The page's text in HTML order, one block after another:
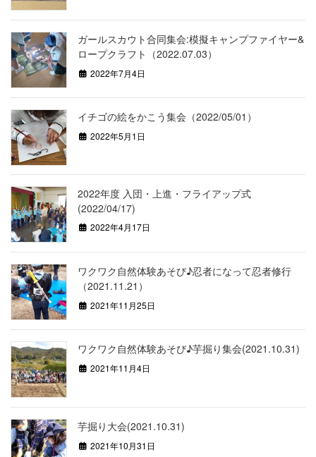
ガールスカウト合同集会:模擬キャンプファイヤー&
ロープクラフト（2022.07.03）
2022年7月4日
イチゴの絵をかこう集会（2022/05/01）
2022年5月1日
2022年度 入団・上進・フライアップ式
(2022/04/17)
2022年4月17日
ワクワク自然体験あそび♪忍者になって忍者修行
（2021.11.21）
2021年11月25日
ワクワク自然体験あそび♪芋掘り集会(2021.10.31)
2021年11月4日
芋掘り大会(2021.10.31)
2021年10月31日